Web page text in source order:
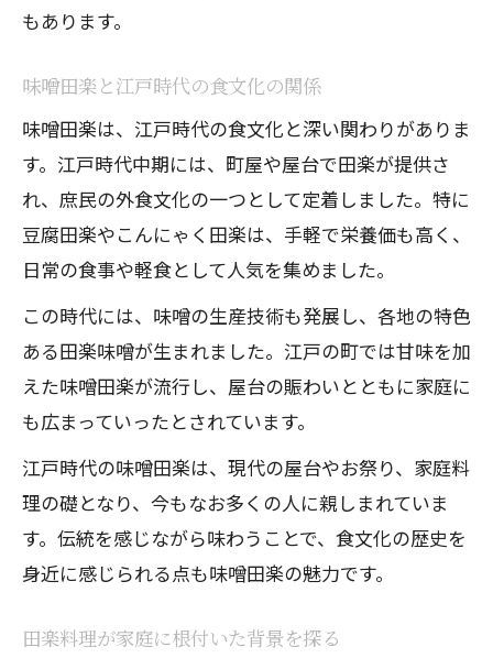
もあります。
味噌田楽と江戸時代の食文化の関係
味噌田楽は、江戸時代の食文化と深い関わりがありま
す。江戸時代中期には、町屋や屋台で田楽が提供さ
れ、庶民の外食文化の一つとして定着しました。特に
豆腐田楽やこんにゃく田楽は、手軽で栄養価も高く、
日常の食事や軽食として人気を集めました。
この時代には、味噌の生産技術も発展し、各地の特色
ある田楽味噌が生まれました。江戸の町では甘味を加
えた味噌田楽が流行し、屋台の賑わいとともに家庭に
も広まっていったとされています。
江戸時代の味噌田楽は、現代の屋台やお祭り、家庭料
理の礎となり、今もなお多くの人に親しまれていま
す。伝統を感じながら味わうことで、食文化の歴史を
身近に感じられる点も味噌田楽の魅力です。
田楽料理が家庭に根付いた背景を探る